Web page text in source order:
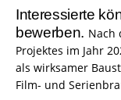
Interessierte
bewerben. Nach
Projektes im Jahr
als wirksamer
Film- und